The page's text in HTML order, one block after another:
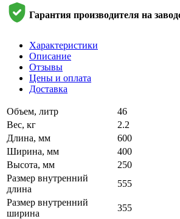
Гарантия производителя на
Характеристики
Описание
Отзывы
Цены и оплата
Доставка
Объем, литр
46
Вес, кг
2.2
Длина, мм
600
Ширина, мм
400
Высота, мм
250
Размер внутренний
длина
555
Размер внутренний
ширина
355